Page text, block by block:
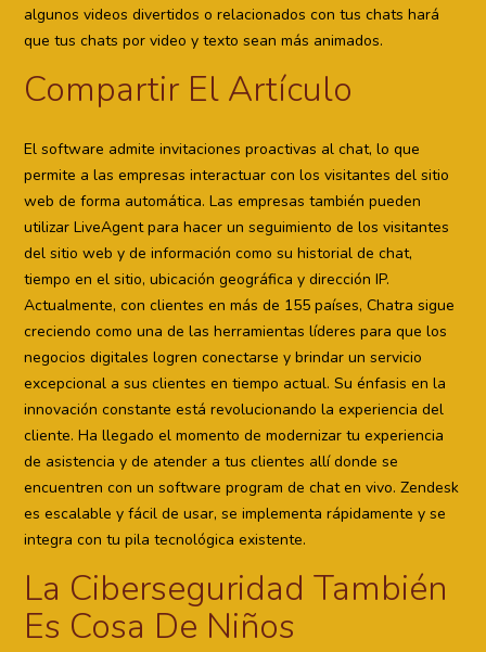
algunos videos divertidos o relacionados con tus chats hará
que tus chats por video y texto sean más animados.
Compartir El Artículo
El software admite invitaciones proactivas al chat, lo que
permite a las empresas interactuar con los visitantes del sitio
web de forma automática. Las empresas también pueden
utilizar LiveAgent para hacer un seguimiento de los visitantes
del sitio web y de información como su historial de chat,
tiempo en el sitio, ubicación geográfica y dirección IP.
Actualmente, con clientes en más de 155 países, Chatra sigue
creciendo como una de las herramientas líderes para que los
negocios digitales logren conectarse y brindar un servicio
excepcional a sus clientes en tiempo actual. Su énfasis en la
innovación constante está revolucionando la experiencia del
cliente. Ha llegado el momento de modernizar tu experiencia
de asistencia y de atender a tus clientes allí donde se
encuentren con un software program de chat en vivo. Zendesk
es escalable y fácil de usar, se implementa rápidamente y se
integra con tu pila tecnológica existente.
La Ciberseguridad También
Es Cosa De Niños